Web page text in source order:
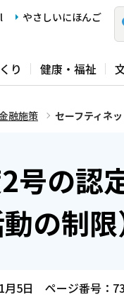
やさしいにほんご
り 健康・福祉
融施策 セーフティネ
号の認
の制限
月5日 ページ番号：